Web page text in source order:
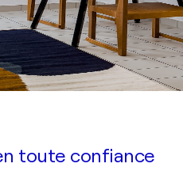
toute confiance